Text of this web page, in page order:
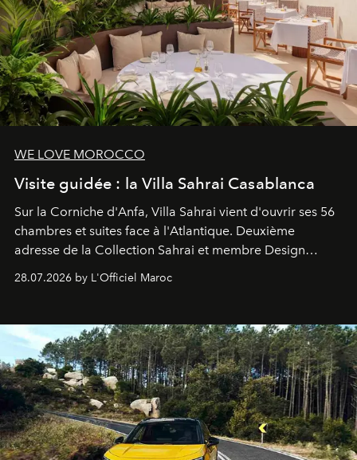
WE LOVE MOROCCO
Visite guidée : la Villa Sahrai Casablanca
Sur la Corniche d'Anfa, Villa Sahrai vient d'ouvrir ses 56
chambres et suites face à l'Atlantique. Deuxième
adresse de la Collection Sahrai et membre Design
Hotels, ce boutique-hôtel cinq étoiles signé Christophe
Pillet promet un lieu de vie complet. On y a déjeuné…
28.07.2026 by L'Officiel Maroc